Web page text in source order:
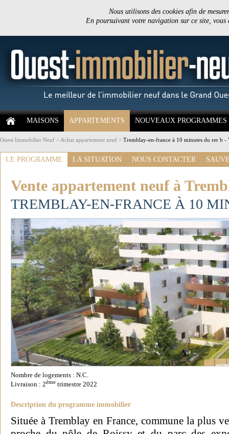
Nous utilisons des cookies afin de
En poursuivant votre navigation sur ce site,
MAISONS APPARTEMENTS NOUVEAUX PROGRAMMES
Ouest Immobilier Neuf > Achat appartement neuf > Tremblay-en-france à 10 minutes du rer b -
LE PROGRAMME LA SITUATION NOUS CONTACTER
Vente appartement neuf à
TREMBLAY-EN-FRANCE À 10
Nombre de logements : N.C.
Livraison : 2ème trimestre 2022
Description du programme immobilier
Située à Tremblay en France, commune la plus